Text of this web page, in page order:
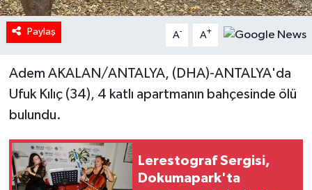
Paylaş A- A+
Adem AKALAN/ANTALYA, (DHA)-ANTALYA'da
Ufuk Kılıç (34), 4 katlı apartmanın bahçesinde ölü
bulundu.
Lerestograf Sergisi,
Dokumapark'ta